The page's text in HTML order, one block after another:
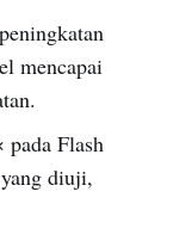
mencapai
pada Flash
diuji,